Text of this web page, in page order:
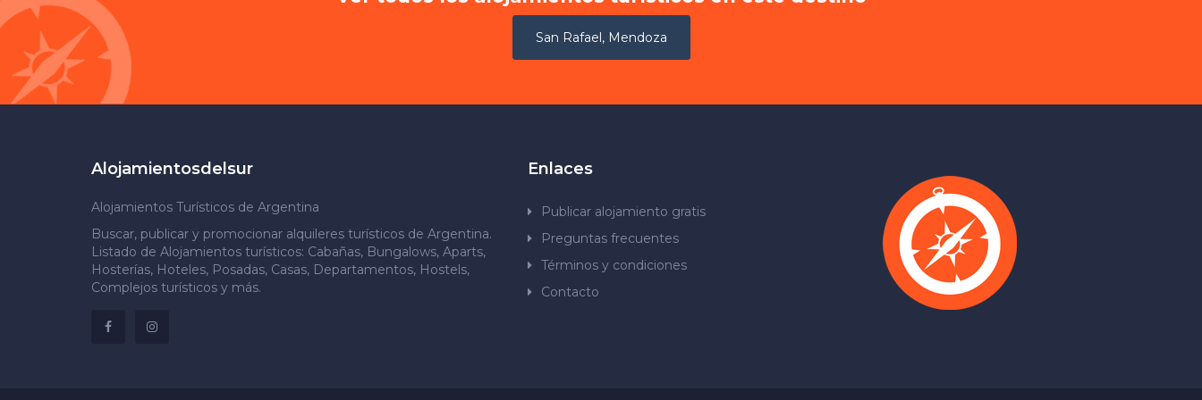
San Rafael, Mendoza
Alojamientosdelsur
Alojamientos Turísticos de Argentina
Buscar, publicar y promocionar alquileres turísticos de Argentina.
Listado de Alojamientos turísticos: Cabañas, Bungalows, Aparts,
Hosterías, Hoteles, Posadas, Casas, Departamentos, Hostels,
Complejos turísticos y más.
Enlaces
Publicar alojamiento gratis
Preguntas frecuentes
Términos y condiciones
Contacto